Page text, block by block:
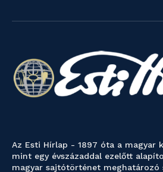
Az Esti Hírlap - 1897 óta a magyar
mint egy évszázaddal ezelőtt
magyar sajtótörténet meghatározó